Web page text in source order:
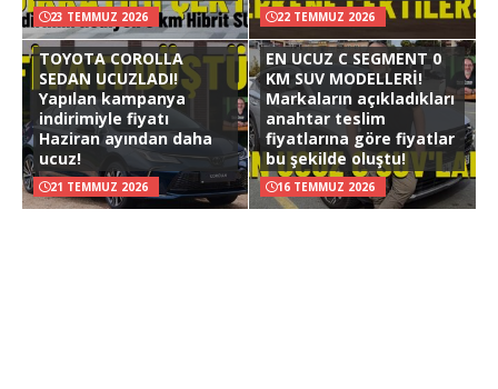
23 TEMMUZ 2026 22 TEMMUZ 2026
TOYOTA COROLLA
SEDAN UCUZLADI!
Yapılan kampanya
indirimiyle fiyatı
Haziran ayından daha
ucuz!
21 TEMMUZ 2026
EN UCUZ C SEGMENT 0
KM SUV MODELLERİ!
Markaların açıkladıkları
anahtar teslim
fiyatlarına göre fiyatlar
bu şekilde oluştu!
16 TEMMUZ 2026